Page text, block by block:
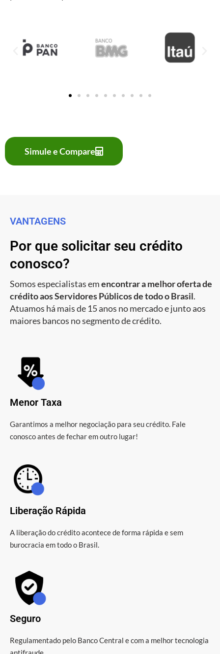
Simule e Compare
VANTAGENS
Por que solicitar seu crédito
conosco?
Somos especialistas emencontrar a melhor oferta de
crédito aos Servidores Públicos de todo o Brasil.
Atuamos há mais de 15 anos no mercado e junto aos
maiores bancos no segmento de crédito.
Menor Taxa
Garantimos a melhor negociação para seu crédito. Fale
conosco antes de fechar em outro lugar!
Liberação Rápida
A liberação do crédito acontece de forma rápida e sem
burocracia em todo o Brasil.
Seguro
Regulamentado pelo Banco Central e com a melhor tecnologia